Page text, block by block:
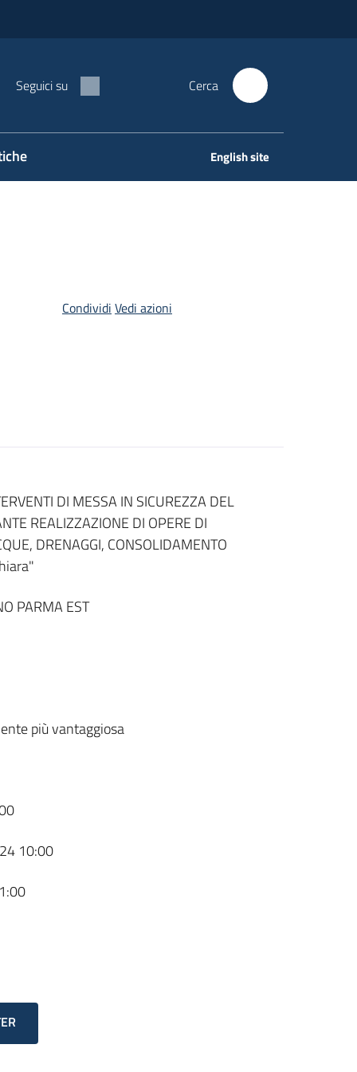
Seguici su Cerca
English site
Condividi Vedi azioni
DI MESSA IN SICUREZZA DEL
REALIZZAZIONE DI OPERE DI
DRENAGGI, CONSOLIDAMENTO
PARMA EST
più vantaggiosa
10:00